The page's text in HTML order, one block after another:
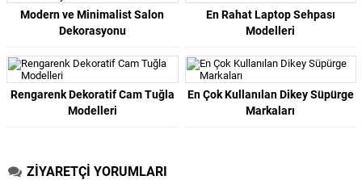
Modern ve Minimalist Salon
Dekorasyonu
En Rahat Laptop Sehpası
Modelleri
Rengarenk Dekoratif Cam Tuğla
Modelleri
En Çok Kullanılan Dikey Süpürge
Markaları
ZİYARETÇİ YORUMLARI